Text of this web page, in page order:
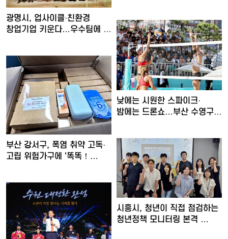
광명시, 업사이클·친환경
창업기업 키운다…우수팀에 총
낮에는 시원한 스파이크·
밤에는 드론쇼…부산 수영구,
부산 강서구, 폭염 취약 고독·
고립 위험가구에 '똑똑！…
시흥시, 청년이 직접 점검하는
청년정책 모니터링 본격 …